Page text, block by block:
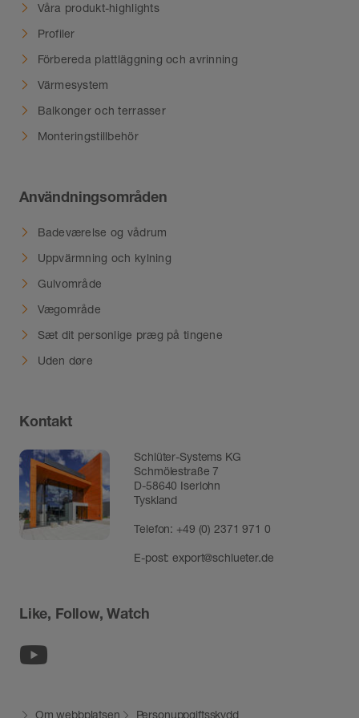
Våra produkt-highlights
Profiler
Förbereda plattläggning och avrinning
Värmesystem
Balkonger och terrasser
Monteringstillbehör
Användningsområden
Badeværelse og vådrum
Uppvärmning och kylning
Gulvområde
Vægområde
Sæt dit personlige præg på tingene
Uden døre
Kontakt
Schlüter-Systems KG
Schmölestraße 7
D-58640 Iserlohn
Tyskland
Telefon:+49 (0) 2371 971 0
E-post:export@schlueter.de
Like, Follow, Watch
Om webbplatsen Personuppgiftsskydd